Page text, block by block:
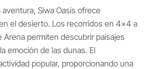
Siwa Oasis ofrece
el desierto. Los recorridos en 4x4 a
Arena permiten descubrir paisajes
emoción de las dunas. El
popular, proporcionando una